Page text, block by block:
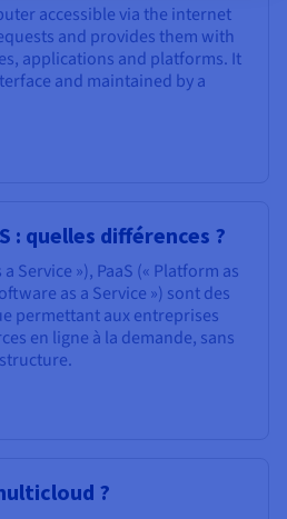
accessible via the internet
and provides them with
applications and platforms. It
and maintained by a
: quelles différences ?
Service »), PaaS (« Platform as
as a Service ») sont des
permettant aux entreprises
en ligne à la demande, sans
?